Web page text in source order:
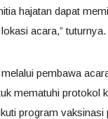
hajatan dapat
acara,” tuturnya.
pembawa
mematuhi protokol
program